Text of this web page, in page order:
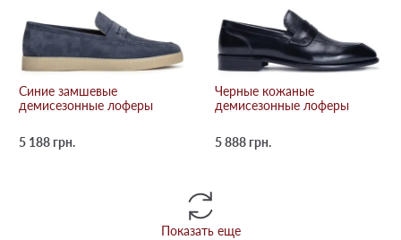
Синие замшевые
демисезонные лоферы
5 188 грн.
Черные кожаные
демисезонные лоферы
5 888 грн.
Показать еще